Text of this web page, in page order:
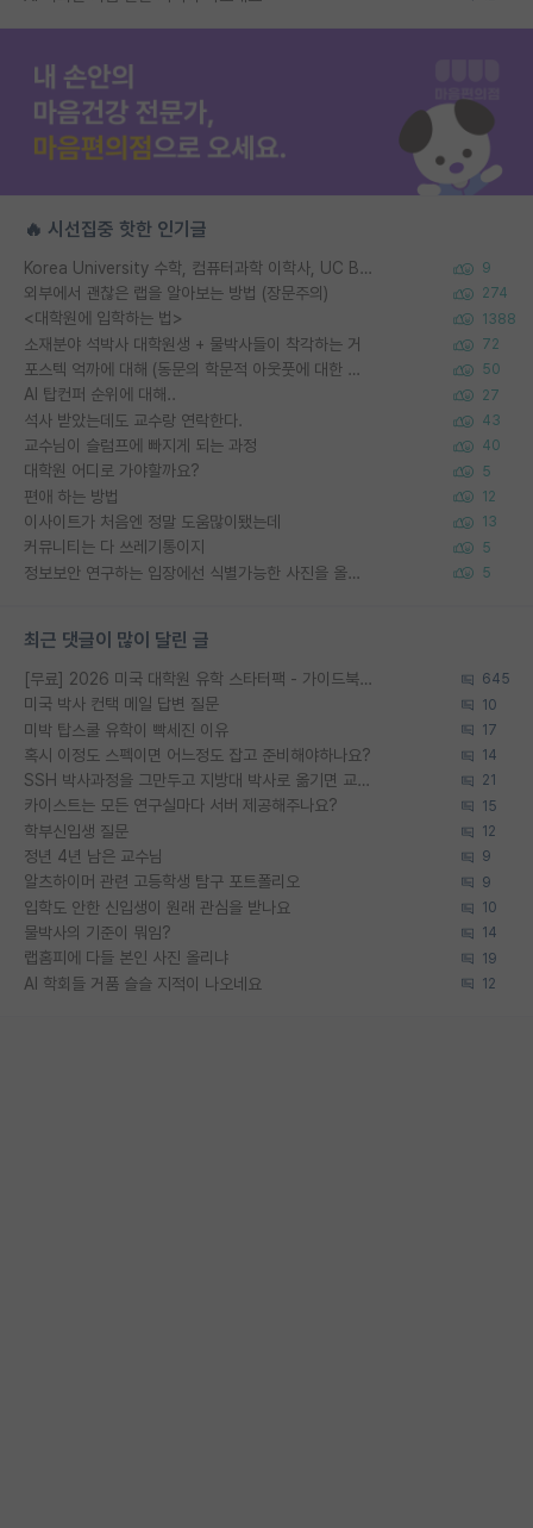
🔥 시선집중 핫한 인기글
Korea University 수학, 컴퓨터과학 이학사, UC Berkeley 산업공학 대학원 공학박사가 되는 것은 쉽지 않겠죠? 9
외부에서 괜찮은 랩을 알아보는 방법 (장문주의) 274
<대학원에 입학하는 법> 1388
소재분야 석박사 대학원생 + 물박사들이 착각하는 거 72
포스텍 억까에 대해 (동문의 학문적 아웃풋에 대한 반박) 50
AI 탑컨퍼 순위에 대해.. 27
석사 받았는데도 교수랑 연락한다. 43
교수님이 슬럼프에 빠지게 되는 과정 40
대학원 어디로 가야할까요? 5
편애 하는 방법 12
이사이트가 처음엔 정말 도움많이됐는데 13
커뮤니티는 다 쓰레기통이지 5
정보보안 연구하는 입장에선 식별가능한 사진을 올리는건 비추이긴함 5
최근 댓글이 많이 달린 글
[무료] 2026 미국 대학원 유학 스타터팩 - 가이드북 & 합격자 컨택메일 템플릿 645
미국 박사 컨택 메일 답변 질문 10
미박 탑스쿨 유학이 빡세진 이유 17
혹시 이정도 스펙이면 어느정도 잡고 준비해야하나요? 14
SSH 박사과정을 그만두고 지방대 박사로 옮기면 교수의 꿈은 끝일까요? 21
카이스트는 모든 연구실마다 서버 제공해주나요? 15
학부신입생 질문 12
정년 4년 남은 교수님 9
알츠하이머 관련 고등학생 탐구 포트폴리오 9
입학도 안한 신입생이 원래 관심을 받나요 10
물박사의 기준이 뭐임? 14
랩홈피에 다들 본인 사진 올리냐 19
AI 학회들 거품 슬슬 지적이 나오네요 12